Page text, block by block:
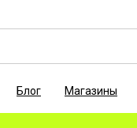
Блог Магазины